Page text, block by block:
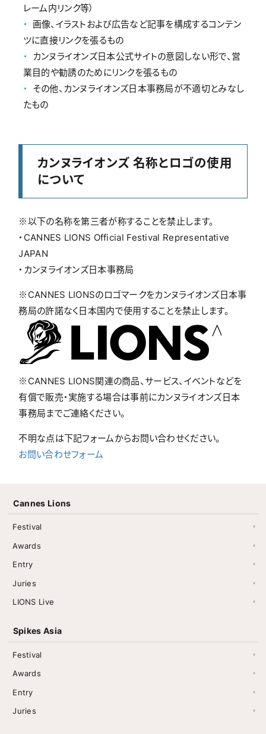
レーム内リンク等）
画像、イラストおよび広告など記事を構成するコンテン
ツに直接リンクを張るもの
カンヌライオンズ日本公式サイトの意図しない形で、営
業目的や勧誘のためにリンクを張るもの
その他、カンヌライオンズ日本事務局が不適切とみなし
たもの
カンヌライオンズ 名称とロゴの使用
について
※以下の名称を第三者が称することを禁止します。
・CANNES LIONS Official Festival Representative
JAPAN
・カンヌライオンズ日本事務局
※CANNES LIONSのロゴマークをカンヌライオンズ日本事
務局の許諾なく日本国内で使用することを禁止します。
※CANNES LIONS関連の商品、サービス、イベントなどを
有償で販売・実施する場合は事前にカンヌライオンズ日本
事務局までご連絡ください。
不明な点は下記フォームからお問い合わせください。
お問い合わせフォーム
Cannes Lions
Festival
Awards
Entry
Juries
LIONS Live
Spikes Asia
Festival
Awards
Entry
Juries